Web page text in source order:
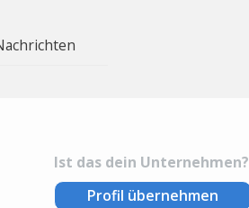
Ist das dein Unternehmen?
Profil übernehmen